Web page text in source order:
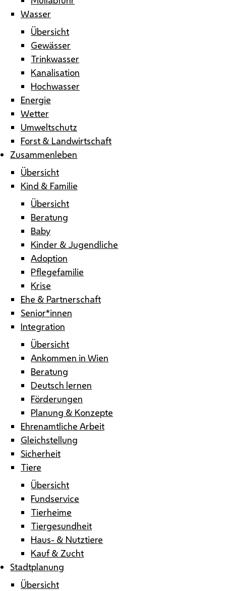
Wasser
Übersicht
Gewässer
Trinkwasser
Kanalisation
Hochwasser
Energie
Wetter
Umweltschutz
Forst & Landwirtschaft
Zusammenleben
Übersicht
Kind & Familie
Übersicht
Beratung
Baby
Kinder & Jugendliche
Adoption
Pflegefamilie
Krise
Ehe & Partnerschaft
Senior*innen
Integration
Übersicht
Ankommen in Wien
Beratung
Deutsch lernen
Förderungen
Planung & Konzepte
Ehrenamtliche Arbeit
Gleichstellung
Sicherheit
Tiere
Übersicht
Fundservice
Tierheime
Tiergesundheit
Haus- & Nutztiere
Kauf & Zucht
Stadtplanung
Übersicht